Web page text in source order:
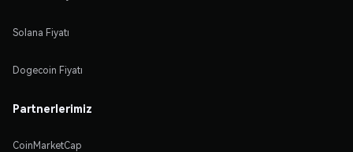
Solana Fiyatı
Dogecoin Fiyatı
Partnerlerimiz
CoinMarketCap